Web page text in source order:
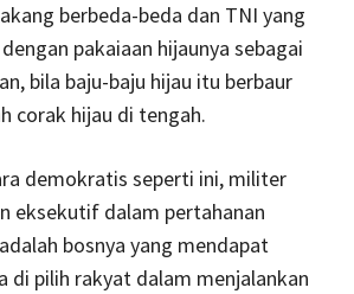
berbeda-beda dan TNI yang
pakaiaan hijaunya sebagai
bila baju-baju hijau itu berbaur
corak hijau di tengah.
demokratis seperti ini, militer
eksekutif dalam pertahanan
bosnya yang mendapat
di pilih rakyat dalam menjalankan